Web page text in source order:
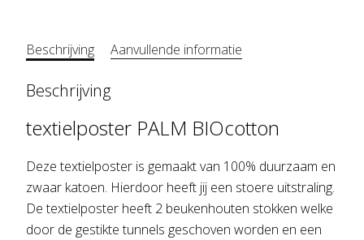
Beschrijving Aanvullende informatie
Beschrijving
textielposter PALM BIOcotton
Deze textielposter is gemaakt van 100% duurzaam en
zwaar katoen. Hierdoor heeft jij een stoere uitstraling.
De textielposter heeft 2 beukenhouten stokken welke
door de gestikte tunnels geschoven worden en een